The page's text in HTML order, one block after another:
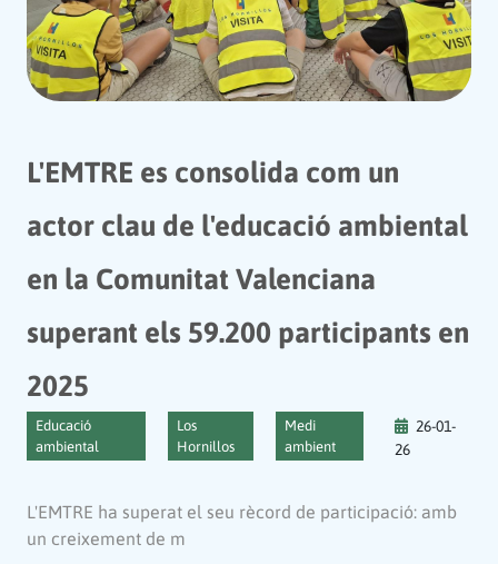
L'EMTRE es consolida com un
actor clau de l'educació ambiental
en la Comunitat Valenciana
superant els 59.200 participants en
2025
Educació
ambiental
Los
Hornillos
Medi
ambient
26-01-
26
L'EMTRE ha superat el seu rècord de participació: amb
un creixement de m